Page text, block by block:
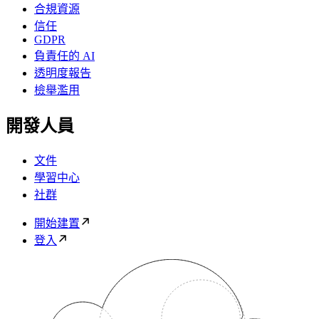
合規資源
信任
GDPR
負責任的 AI
透明度報告
檢舉濫用
開發人員
文件
學習中心
社群
開始建置
登入